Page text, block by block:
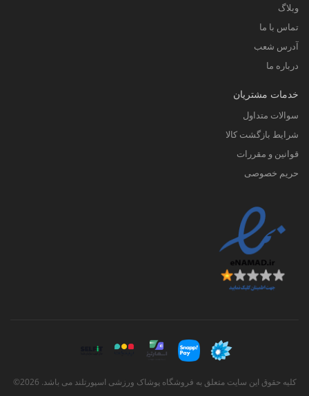
وبلاگ
تماس با ما
آدرس شعب
درباره ما
خدمات مشتریان
سوالات متداول
شرایط بازگشت کالا
قوانین و مقررات
حریم خصوصی
کلیه حقوق این سایت متعلق به فروشگاه پوشاک ورزشی اسپورتلند می باشد. 2026©